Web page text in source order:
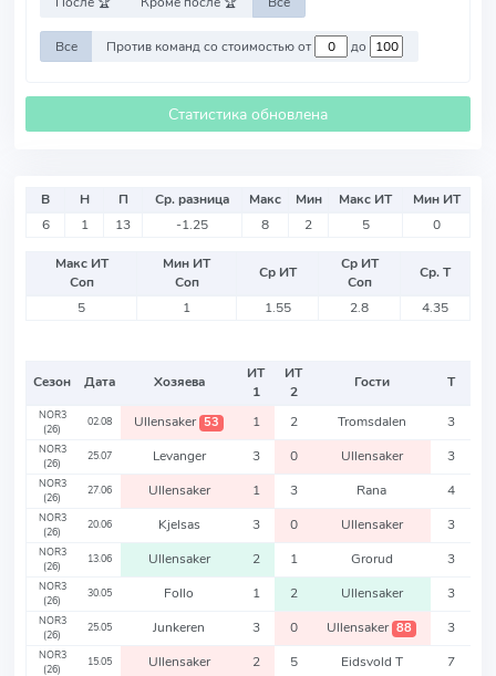
Все Против команд со стоимостью от до
Статистика обновлена
В Н П Ср. разница Макс Мин Макс ИТ
Мин ИТ
6
1 13 -1.25 8 2 5 0
Макс ИТ
Соп
Мин ИТ
Соп
Ср ИТ
Ср ИТ
Соп
Ср. Т
5
1 1.55 2.8 4.35
Сезон Дата Хозяева
ИТ
1
ИТ
2
Гости Т
NOR3
(26)
02.08 Ullensaker 53 1 2 Tromsdalen 3
NOR3
(26)
25.07 Levanger 3 0 Ullensaker 3
NOR3
(26)
27.06 Ullensaker 1 3 Rana 4
NOR3
(26)
20.06 Kjelsas 3 0 Ullensaker 3
NOR3
(26)
13.06 Ullensaker 2 1 Grorud 3
NOR3
(26)
30.05 Follo 1 2 Ullensaker 3
NOR3
(26)
25.05 Junkeren 3 0 Ullensaker 88 3
NOR3
(26)
15.05 Ullensaker 2 5 Eidsvold T 7